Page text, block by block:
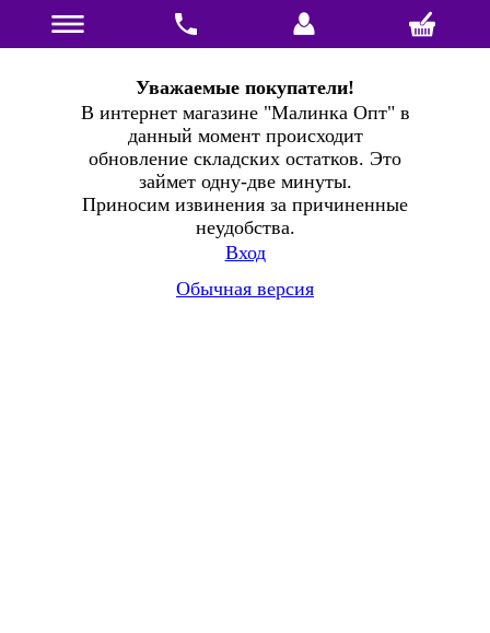
Уважаемые покупатели!
В интернет магазине "Малинка Опт" в
данный момент происходит
обновление складских остатков. Это
займет одну-две минуты.
Приносим извинения за причиненные
неудобства.
Вход
Обычная версия